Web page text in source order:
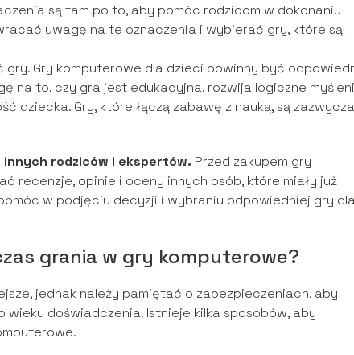
są tam po to, aby pomóc rodzicom w dokonaniu
uwagę na te oznaczenia i wybierać gry, które są
Gry komputerowe dla dzieci powinny być
na to, czy gra jest edukacyjna, rozwija logiczne
dziecka. Gry, które łączą zabawę z nauką, są
innych rodziców i ekspertów. Przed zakupem gry
recenzje, opinie i oceny innych osób, które miały już
w podjęciu decyzji i wybraniu odpowiedniej gry
grania w gry komputerowe?
jednak należy pamiętać o zabezpieczeniach, aby
doświadczenia. Istnieje kilka sposobów, aby